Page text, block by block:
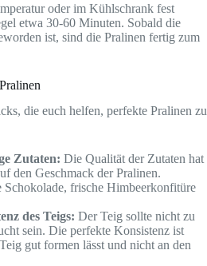
oder im Kühlschrank fest
etwa 30-60 Minuten. Sobald die
ist, sind die Pralinen fertig zum
die euch helfen, perfekte Pralinen zu
Zutaten: Die Qualität der Zutaten hat
den Geschmack der Pralinen.
Schokolade, frische Himbeerkonfitüre
des Teigs: Der Teig sollte nicht zu
sein. Die perfekte Konsistenz ist
gut formen lässt und nicht an den